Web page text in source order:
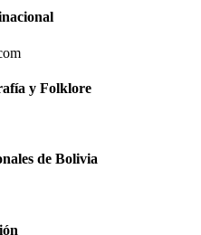
y Folklore
de Bolivia